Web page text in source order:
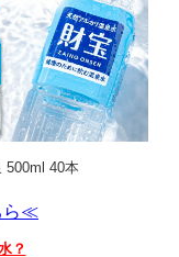
500ml 40本
ら≪
？